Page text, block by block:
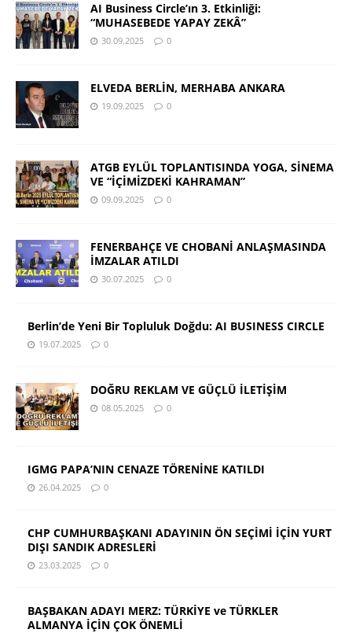
AI Business Circle’ın 3. Etkinliği:
“MUHASEBEDE YAPAY ZEKÂ”
30.09.2025 0
ELVEDA BERLİN, MERHABA ANKARA
19.09.2025 0
ATGB EYLÜL TOPLANTISINDA YOGA, SİNEMA
VE “İÇİMİZDEKİ KAHRAMAN”
09.09.2025 0
FENERBAHÇE VE CHOBANİ ANLAŞMASINDA
İMZALAR ATILDI
30.07.2025 0
Berlin’de Yeni Bir Topluluk Doğdu: AI BUSINESS CIRCLE
19.07.2025 0
DOĞRU REKLAM VE GÜÇLÜ İLETİŞİM
08.05.2025 0
IGMG PAPA’NIN CENAZE TÖRENİNE KATILDI
26.04.2025 0
CHP CUMHURBAŞKANI ADAYININ ÖN SEÇİMİ İÇİN YURT
DIŞI SANDIK ADRESLERİ
23.03.2025 0
BAŞBAKAN ADAYI MERZ: TÜRKİYE ve TÜRKLER
ALMANYA İÇİN ÇOK ÖNEMLİ